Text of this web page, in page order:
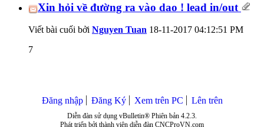
Xin hỏi về đường ra vào dao ! lead in/out
Viết bài cuối bởi Nguyen Tuan 18-11-2017 04:12:51 PM
7
Đăng nhập Đăng Ký Xem trên PC Lên trên
Diễn đàn sử dụng vBulletin® Phiên bản 4.2.3.
Phát triển bởi thành viên diễn đàn CNCProVN.com